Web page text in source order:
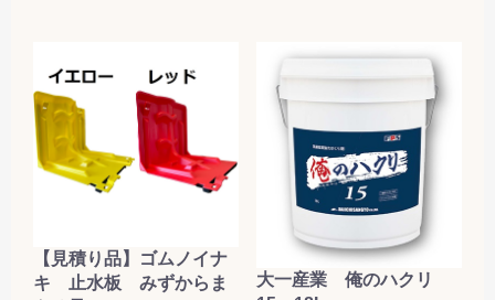
【見積り品】ゴムノイナ
キ 止水板 みずからま
大一産業 俺のハクリ